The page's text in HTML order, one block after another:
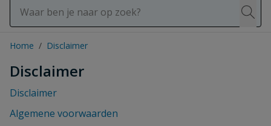
Home / Disclaimer
Disclaimer
Disclaimer
Algemene voorwaarden